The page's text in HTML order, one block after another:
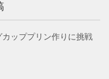
カッププリン作りに挑戦